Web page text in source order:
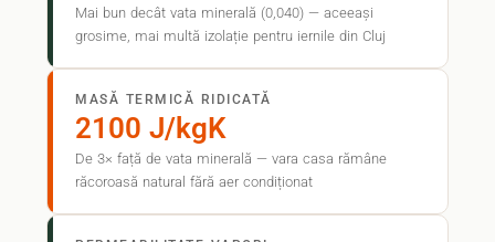
Mai bun decât vata minerală (0,040) — aceeași
grosime, mai multă izolație pentru iernile din Cluj
MASĂ TERMICĂ RIDICATĂ
2100 J/kgK
De 3× față de vata minerală — vara casa rămâne
răcoroasă natural fără aer condiționat